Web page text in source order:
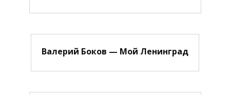
Валерий Боков — Мой Ленинград